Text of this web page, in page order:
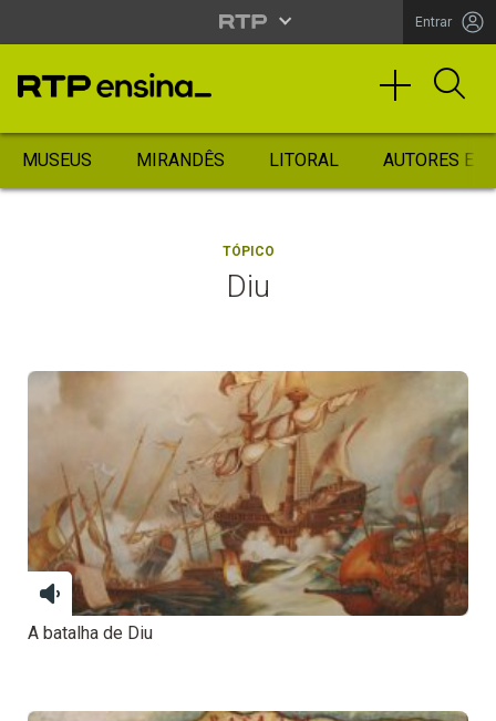
Entrar
MUSEUS MIRANDÊS LITORAL AUTORES
TÓPICO
Diu
A batalha de Diu